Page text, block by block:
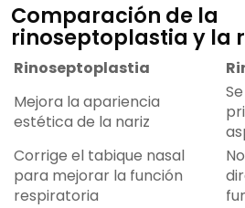
Comparación de la
rinoseptoplastia y la
Rinoseptoplastia
Mejora la apariencia
estética de la nariz
Corrige el tabique nasal
para mejorar la función
respiratoria